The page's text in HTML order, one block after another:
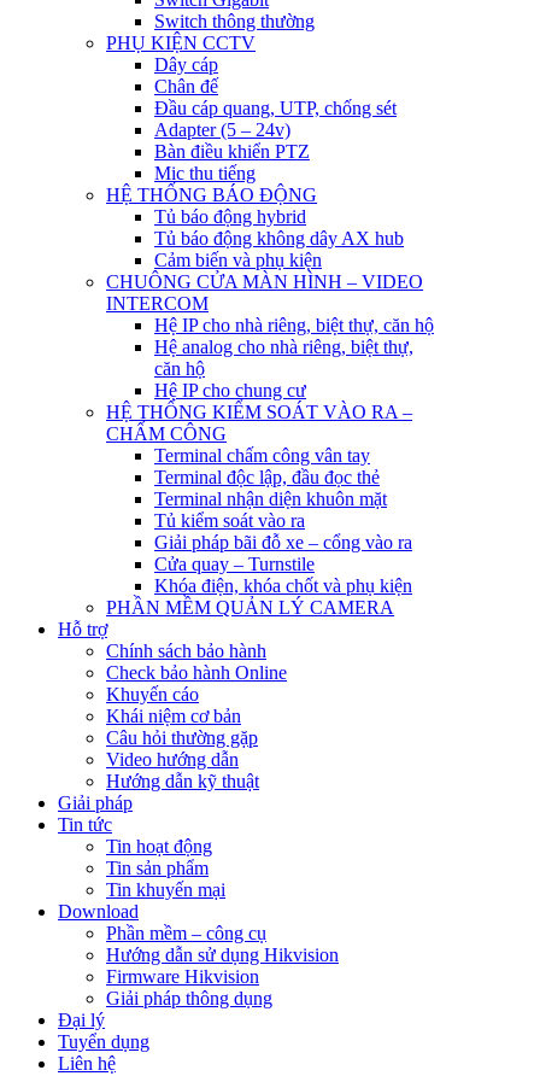
Switch thông thường
PHỤ KIỆN CCTV
Dây cáp
Chân đế
Đầu cáp quang, UTP, chống sét
Adapter (5 – 24v)
Bàn điều khiển PTZ
Mic thu tiếng
HỆ THỐNG BÁO ĐỘNG
Tủ báo động hybrid
Tủ báo động không dây AX hub
Cảm biến và phụ kiện
CHUÔNG CỬA MÀN HÌNH – VIDEO
INTERCOM
Hệ IP cho nhà riêng, biệt thự, căn hộ
Hệ analog cho nhà riêng, biệt thự,
căn hộ
Hệ IP cho chung cư
HỆ THỐNG KIỂM SOÁT VÀO RA –
CHẤM CÔNG
Terminal chấm công vân tay
Terminal độc lập, đầu đọc thẻ
Terminal nhận diện khuôn mặt
Tủ kiểm soát vào ra
Giải pháp bãi đỗ xe – cổng vào ra
Cửa quay – Turnstile
Khóa điện, khóa chốt và phụ kiện
PHẦN MỀM QUẢN LÝ CAMERA
Hỗ trợ
Chính sách bảo hành
Check bảo hành Online
Khuyến cáo
Khái niệm cơ bản
Câu hỏi thường gặp
Video hướng dẫn
Hướng dẫn kỹ thuật
Giải pháp
Tin tức
Tin hoạt động
Tin sản phẩm
Tin khuyến mại
Download
Phần mềm – công cụ
Hướng dẫn sử dụng Hikvision
Firmware Hikvision
Giải pháp thông dụng
Đại lý
Tuyển dụng
Liên hệ